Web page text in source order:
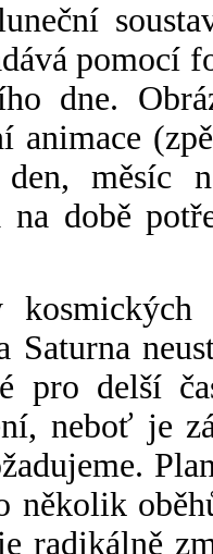
pomocí
dne.
animace
měsíc
na době
Saturna
pro delší
neboť je
několik
radikálně